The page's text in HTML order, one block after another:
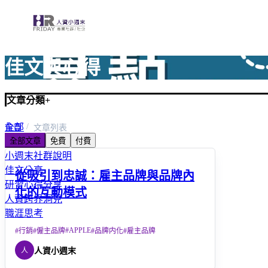
佳文與心得
文章分類+
全部
人資小百科
小週末社群說明
佳文分享
研習心得分享
人資跨界洞見
職涯思考
首頁
文章列表
全部文章
免費 付費
從吸引到忠誠：雇主品牌與品牌內
化的互動模式
#行銷#僱主品牌#APPLE#品牌内化#雇主品牌
人 人資小週末